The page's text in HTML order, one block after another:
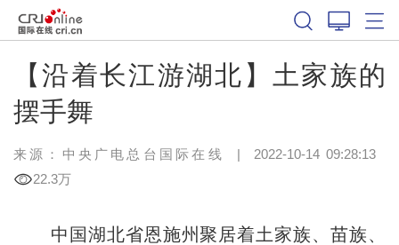
【沿着长江游湖北】土家族的
摆手舞
来源：中央广电总台国际在线 | 2022-10-14 09:28:13
22.3万
中国湖北省恩施州聚居着土家族、苗族、